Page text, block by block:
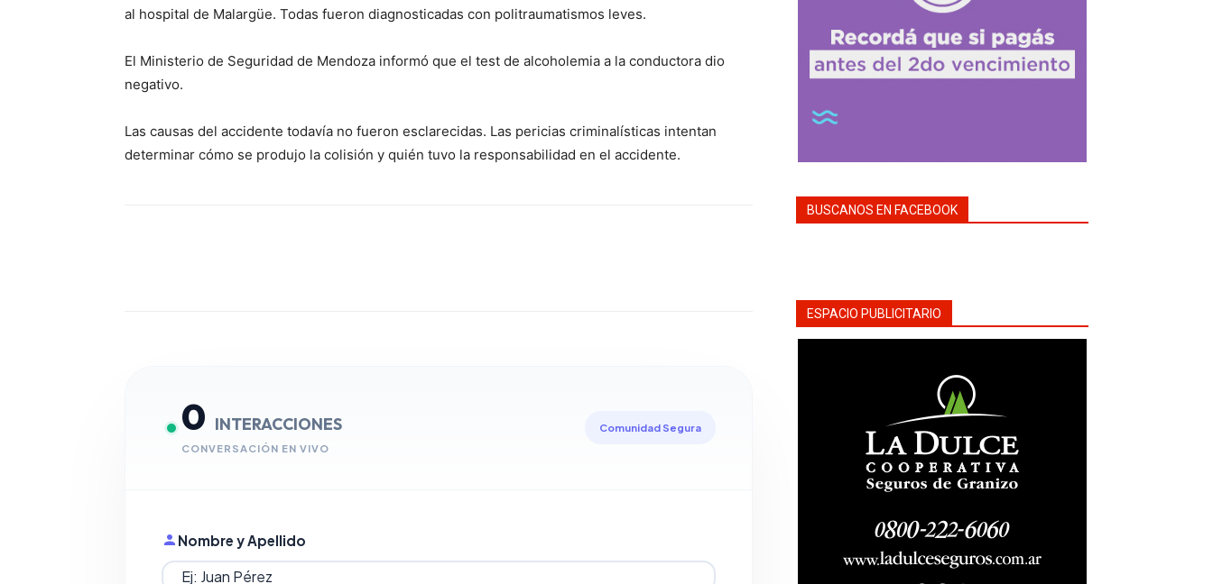
al hospital de Malargüe. Todas fueron diagnosticadas con politraumatismos leves.
El Ministerio de Seguridad de Mendoza informó que el test de alcoholemia a la conductora dio
negativo.
Las causas del accidente todavía no fueron esclarecidas. Las pericias criminalísticas intentan
determinar cómo se produjo la colisión y quién tuvo la responsabilidad en el accidente.
0 INTERACCIONES
CONVERSACIÓN EN VIVO
Comunidad Segura
Nombre y Apellido
BUSCANOS EN FACEBOOK
ESPACIO PUBLICITARIO